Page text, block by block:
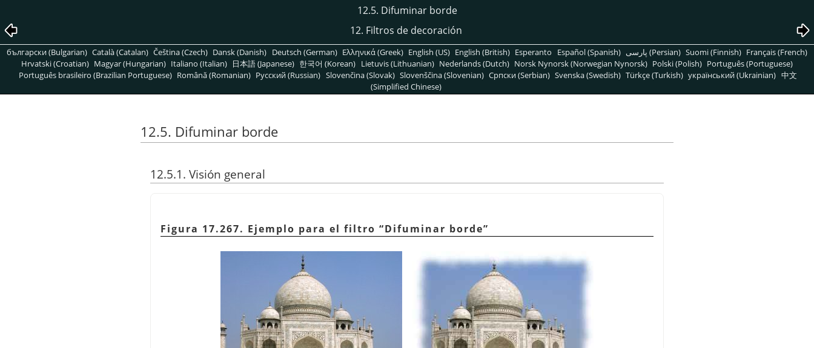
12.5. Difuminar borde
12. Filtros de decoración
български (Bulgarian) Català (Catalan) Čeština (Czech) Dansk (Danish) Deutsch (German) Ελληνικά (Greek) English (US) English (British) Esperanto Español (Spanish) پارسی (Persian) Suomi (Finnish) Français (French)
Hrvatski (Croatian) Magyar (Hungarian) Italiano (Italian) 日本語 (Japanese) 한국어 (Korean) Lietuvis (Lithuanian) Nederlands (Dutch) Norsk Nynorsk (Norwegian Nynorsk) Polski (Polish) Português (Portuguese)
Português brasileiro (Brazilian Portuguese) Română (Romanian) Pусский (Russian) Slovenčina (Slovak) Slovenščina (Slovenian) Српски (Serbian) Svenska (Swedish) Türkçe (Turkish) український (Ukrainian) 中文
(Simplified Chinese)
12.5. Difuminar borde
12.5.1. Visión general
Figura 17.267. Ejemplo para el filtro “Difuminar borde”